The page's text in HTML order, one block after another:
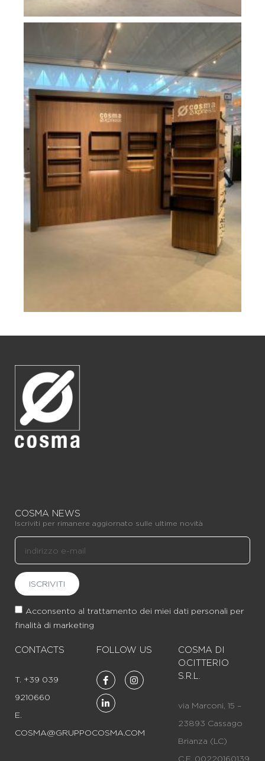
COSMA NEWS
Iscriviti per rimanere aggiornato sulle ultime novità
Acconsento al trattamento dei miei dati personali per
finalità di marketing
ISCRIVITI
CONTACTS
T. +39 039
9210660
E.
COSMA@GRUPPOCOSMA.COM
FOLLOW US
COSMA DI
O.CITTERIO
S.R.L.
via Marconi, 15 –
23893 Cassago
Brianza (LC)
C.F. 00220160139